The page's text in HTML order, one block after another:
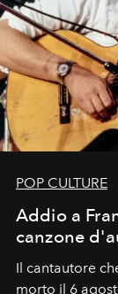
POP CULTURE
Addio a
canzone
Il cantautore
morto il 6